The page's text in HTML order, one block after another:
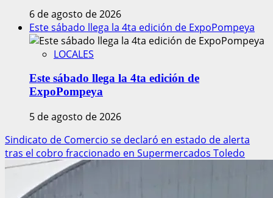
6 de agosto de 2026
Este sábado llega la 4ta edición de ExpoPompeya
LOCALES
Este sábado llega la 4ta edición de
ExpoPompeya
5 de agosto de 2026
Sindicato de Comercio se declaró en estado de alerta
tras el cobro fraccionado en Supermercados Toledo